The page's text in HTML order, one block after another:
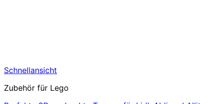
Schnellansicht
Zubehör für Lego